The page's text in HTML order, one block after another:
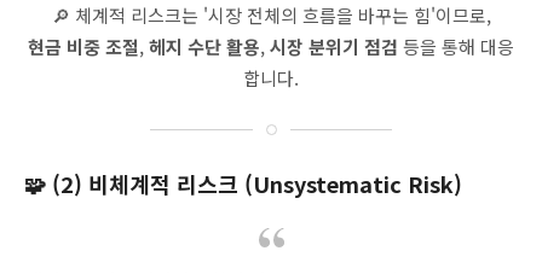
🔎 체계적 리스크는 '시장 전체의 흐름을 바꾸는 힘'이므로,
현금 비중 조절,헤지 수단 활용,시장 분위기 점검 등을 통해 대응
합니다.
🧩 (2) 비체계적 리스크 (Unsystematic Risk)